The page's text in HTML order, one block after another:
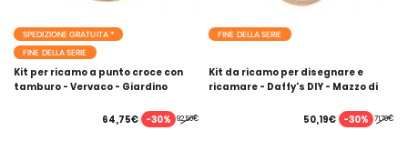
SPEDIZIONE GRATUITA *
FINE DELLA SERIE
Kit per ricamo a punto croce con
tamburo - Vervaco - Giardino
92,50€
64,75€ -30%
FINE DELLA SERIE
Kit da ricamo per disegnare e
ricamare - Daffy's DIY - Mazzo di
71,70€
50,19€ -30%